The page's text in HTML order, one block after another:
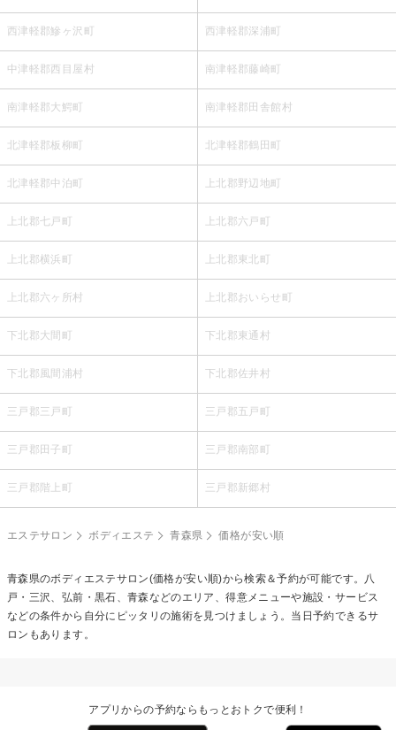
西津軽郡鰺ヶ沢町 西津軽郡深浦町
中津軽郡西目屋村 南津軽郡藤崎町
南津軽郡大鰐町 南津軽郡田舎館村
北津軽郡板柳町 北津軽郡鶴田町
北津軽郡中泊町 上北郡野辺地町
上北郡七戸町 上北郡六戸町
上北郡横浜町 上北郡東北町
上北郡六ヶ所村 上北郡おいらせ町
下北郡大間町 下北郡東通村
下北郡風間浦村 下北郡佐井村
三戸郡三戸町 三戸郡五戸町
三戸郡田子町 三戸郡南部町
三戸郡階上町 三戸郡新郷村
エステサロン ボディエステ 青森県 価格が安い順
青森県のボディエステサロン(価格が安い順)から検索＆予約が可能です。八
戸・三沢、弘前・黒石、青森などのエリア、得意メニューや施設・サービス
などの条件から自分にピッタリの施術を見つけましょう。当日予約できるサ
ロンもあります。
アプリからの予約ならもっとおトクで便利！